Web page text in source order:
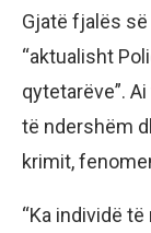
Gjatë fjalës së
“aktualisht
qytetarëve”.
të ndershëm
krimit,
“Ka individë